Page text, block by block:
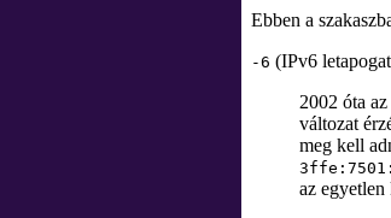
Ebben a
-6 (IPv6
2002 óta
változat
meg kell
az egyetlen